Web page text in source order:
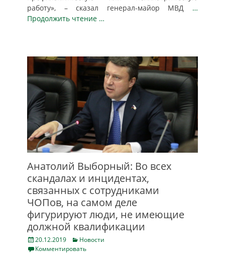
работу», – сказал генерал-майор МВД …
Продолжить чтение …
Анатолий Выборный: Во всех
скандалах и инцидентах,
связанных с сотрудниками
ЧОПов, на самом деле
фигурируют люди, не имеющие
должной квалификации
Posted
on
20.12.2019 Categories
Новости
Комментировать